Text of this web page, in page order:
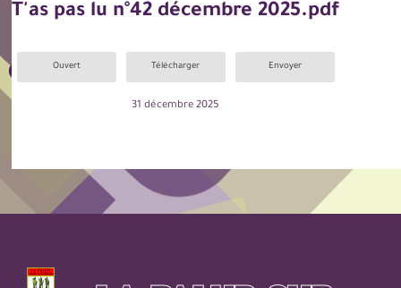
T'as pas lu n°42 décembre 2025.pdf
Ouvert Télécharger Envoyer
31 décembre 2025